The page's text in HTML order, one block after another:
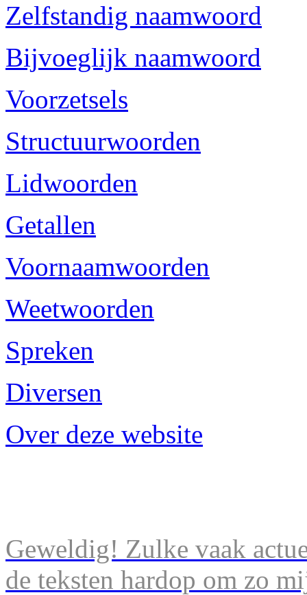
Zelfstandig naamwoord
Bijvoeglijk naamwoord
Voorzetsels
Structuurwoorden
Lidwoorden
Getallen
Voornaamwoorden
Weetwoorden
Spreken
Diversen
Over deze website
Geweldig! Zulke vaak
de teksten hardop om zo